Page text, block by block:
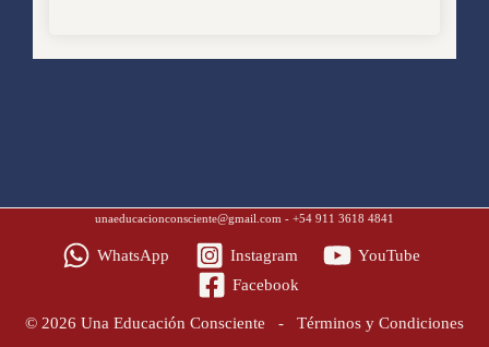
unaeducacionconsciente@gmail.com - +54 911 3618 4841
WhatsApp Instagram
YouTube
Facebook
© 2026 Una Educación Consciente - Términos y Condiciones